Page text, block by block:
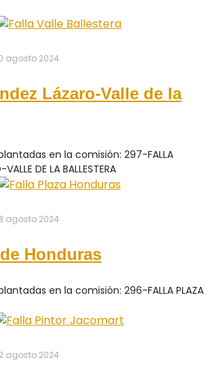
agosto 2024
Lázaro-Valle de la
en la comisión: 297-FALLA
DE LA BALLESTERA
agosto 2024
Honduras
en la comisión: 296-FALLA PLAZA
agosto 2024